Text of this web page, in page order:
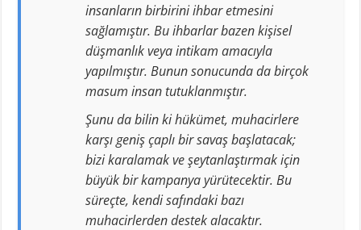
insanların birbirini ihbar etmesini
sağlamıştır. Bu ihbarlar bazen kişisel
düşmanlık veya intikam amacıyla
yapılmıştır. Bunun sonucunda da birçok
masum insan tutuklanmıştır.
Şunu da bilin ki hükümet, muhacirlere
karşı geniş çaplı bir savaş başlatacak;
bizi karalamak ve şeytanlaştırmak için
büyük bir kampanya yürütecektir. Bu
süreçte, kendi safındaki bazı
muhacirlerden destek alacaktır.